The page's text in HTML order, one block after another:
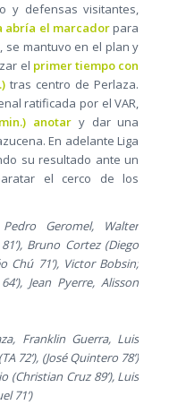
y defensas visitantes,
abría el marcadorpara
se mantuvo en el plan y
el primer tiempo con
tras centro de Perlaza.
ratificada por el VAR,
anotary dar una
En adelante Liga
su resultado ante un
el cerco de los
Geromel, Walter
Bruno Cortez (Diego
Chú 71’), Victor Bobsin;
Jean Pyerre, Alisson
Franklin Guerra, Luis
72’), (José Quintero 78’)
(Christian Cruz 89’), Luis
71’)